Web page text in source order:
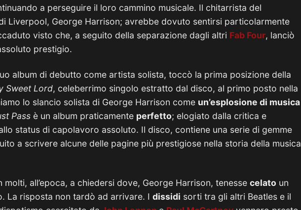
a perseguire il loro cammino musicale. Il chitarrista del
Liverpool, George Harrison; avrebbe dovuto sentirsi particolarmente
visto che, a seguito della separazione dagli altri Fab Four, lanciò
prestigio.
album di debutto come artista solista, toccò la prima posizione della
Sweet Lord, celeberrimo singolo estratto dal disco, al primo posto nella
lo slancio solista di George Harrison come un’esplosione di musica
Pass è un album praticamente perfetto; elogiato dalla critica e
status di capolavoro assoluto. Il disco, contiene una serie di gemme
a scrivere alcune delle pagine più prestigiose nella storia della musica
molti, all’epoca, a chiedersi dove, George Harrison, tenesse celato un
La risposta non tardò ad arrivare. I dissidi sorti tra gli altri Beatles e il